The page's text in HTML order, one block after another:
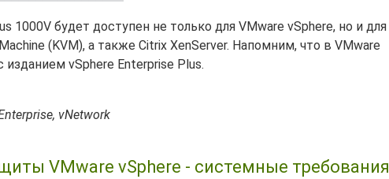
будет доступен не только для VMware vSphere, но и для
(KVM), а также Citrix XenServer. Напомним, что в VMware
vSphere Enterprise Plus.
vNetwork
VMware vSphere - системные требования